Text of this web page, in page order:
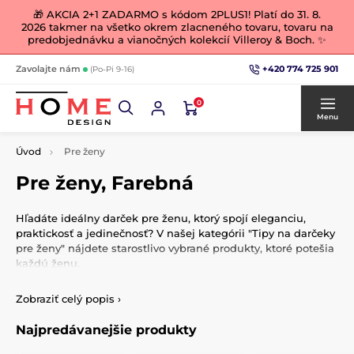
🎁 AKCIA 2+1 ZADARMO s kódom 2PLUS1! Platí do 31. 8.
2026 takmer na všetko okrem zlacneného tovaru, tovaru na
predobjednávku a vianočných kolekcií Villeroy & Boch. ✨
Zavolajte nám (Po-Pi 9-16) +420 774 725 901
0
Menu
Úvod Pre ženy
Pre ženy, Farebná
Hľadáte ideálny darček pre ženu, ktorý spojí eleganciu,
praktickosť a jedinečnosť? V našej kategórii "Tipy na darčeky
pre ženy" nájdete starostlivo vybrané produkty, ktoré potešia
každú ženu.
šatkami a šálami inšpirovanými dielami slávnych umelcov,
Zobraziť celý popis ›
Najpredávanejšie produkty